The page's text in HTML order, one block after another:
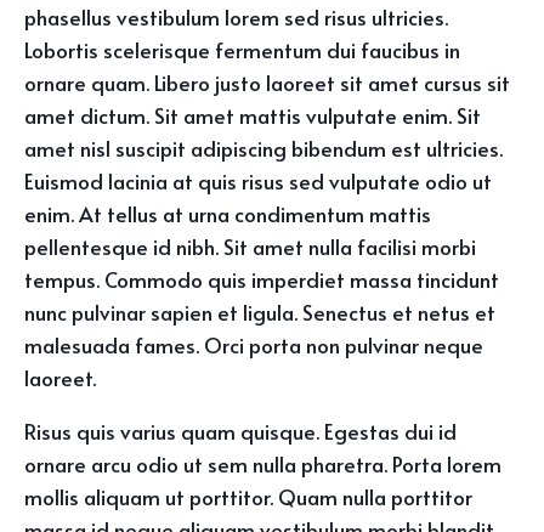
phasellus vestibulum lorem sed risus ultricies.
Lobortis scelerisque fermentum dui faucibus in
ornare quam. Libero justo laoreet sit amet cursus sit
amet dictum. Sit amet mattis vulputate enim. Sit
amet nisl suscipit adipiscing bibendum est ultricies.
Euismod lacinia at quis risus sed vulputate odio ut
enim. At tellus at urna condimentum mattis
pellentesque id nibh. Sit amet nulla facilisi morbi
tempus. Commodo quis imperdiet massa tincidunt
nunc pulvinar sapien et ligula. Senectus et netus et
malesuada fames. Orci porta non pulvinar neque
laoreet.
Risus quis varius quam quisque. Egestas dui id
ornare arcu odio ut sem nulla pharetra. Porta lorem
mollis aliquam ut porttitor. Quam nulla porttitor